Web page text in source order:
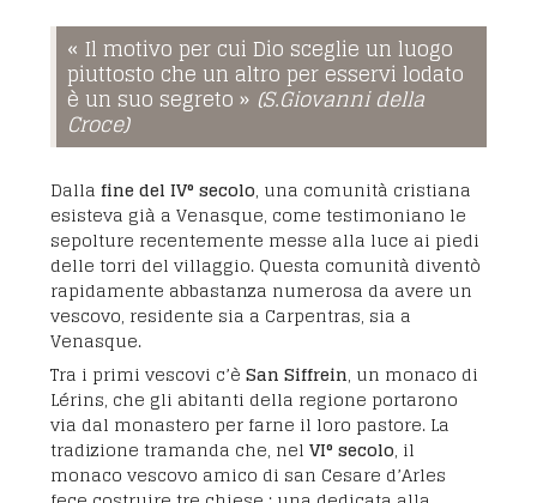
« Il motivo per cui Dio sceglie un luogo
piuttosto che un altro per esservi lodato
è un suo segreto » (S.Giovanni della
Croce)
Dallafine del IV° secolo, una comunità cristiana
esisteva già a Venasque, come testimoniano le
sepolture recentemente messe alla luce ai piedi
delle torri del villaggio. Questa comunità diventò
rapidamente abbastanza numerosa da avere un
vescovo, residente sia a Carpentras, sia a
Venasque.
Tra i primi vescovi c’èSan Siffrein, un monaco di
Lérins, che gli abitanti della regione portarono
via dal monastero per farne il loro pastore. La
tradizione tramanda che, nelVI° secolo, il
monaco vescovo amico di san Cesare d’Arles